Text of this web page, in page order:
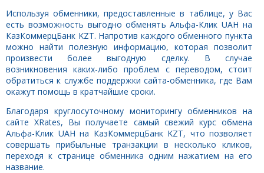
Используя обменники, предоставленные в таблице, у Вас
есть возможность выгодно обменять Альфа-Клик UAH на
КазКоммерцБанк KZT. Напротив каждого обменного пункта
можно найти полезную информацию, которая позволит
произвести более выгодную сделку. В случае
возникновения каких-либо проблем с переводом, стоит
обратиться к службе поддержки сайта-обменника, где Вам
окажут помощь в кратчайшие сроки.
Благодаря круглосуточному мониторингу обменников на
сайте XRates, Вы получаете самый свежий курс обмена
Альфа-Клик UAH на КазКоммерцБанк KZT, что позволяет
совершать прибыльные транзакции в несколько кликов,
переходя к странице обменника одним нажатием на его
название.